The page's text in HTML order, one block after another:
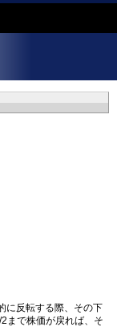
に反転する際、その下
まで株価が戻れば、そ